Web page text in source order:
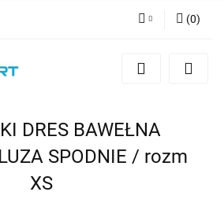
Zaloguj się
(0)
DRES BAWEŁNA
SPODNIE / rozm
XS